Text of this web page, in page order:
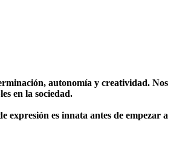
autonomía y creatividad. Nos
en la sociedad.
expresión es innata antes de empezar a